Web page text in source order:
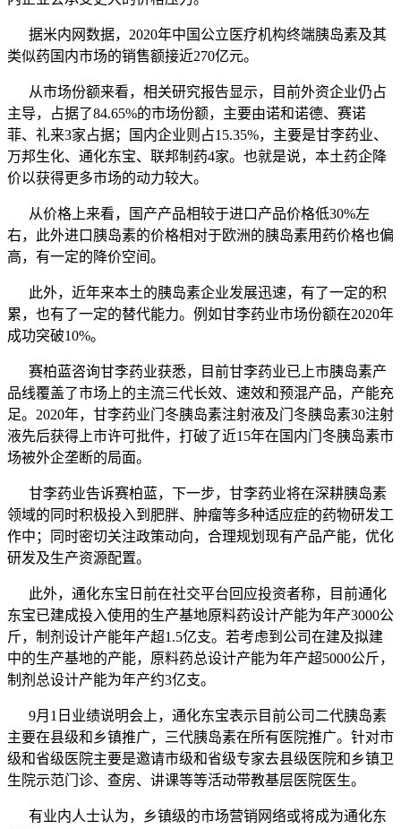
据米内网数据，2020年中国公立医疗机构终端胰岛素及其
类似药国内市场的销售额接近270亿元。
从市场份额来看，相关研究报告显示，目前外资企业仍占
主导，占据了84.65%的市场份额，主要由诺和诺德、赛诺
菲、礼来3家占据；国内企业则占15.35%，主要是甘李药业、
万邦生化、通化东宝、联邦制药4家。也就是说，本土药企降
价以获得更多市场的动力较大。
从价格上来看，国产产品相较于进口产品价格低30%左
右，此外进口胰岛素的价格相对于欧洲的胰岛素用药价格也偏
高，有一定的降价空间。
此外，近年来本土的胰岛素企业发展迅速，有了一定的积
累，也有了一定的替代能力。例如甘李药业市场份额在2020年
成功突破10%。
赛柏蓝咨询甘李药业获悉，目前甘李药业已上市胰岛素产
品线覆盖了市场上的主流三代长效、速效和预混产品，产能充
足。2020年，甘李药业门冬胰岛素注射液及门冬胰岛素30注射
液先后获得上市许可批件，打破了近15年在国内门冬胰岛素市
场被外企垄断的局面。
甘李药业告诉赛柏蓝，下一步，甘李药业将在深耕胰岛素
领域的同时积极投入到肥胖、肿瘤等多种适应症的药物研发工
作中；同时密切关注政策动向，合理规划现有产品产能，优化
研发及生产资源配置。
此外，通化东宝日前在社交平台回应投资者称，目前通化
东宝已建成投入使用的生产基地原料药设计产能为年产3000公
斤，制剂设计产能年产超1.5亿支。若考虑到公司在建及拟建
中的生产基地的产能，原料药总设计产能为年产超5000公斤，
制剂总设计产能为年产约3亿支。
9月1日业绩说明会上，通化东宝表示目前公司二代胰岛素
主要在县级和乡镇推广，三代胰岛素在所有医院推广。针对市
级和省级医院主要是邀请市级和省级专家去县级医院和乡镇卫
生院示范门诊、查房、讲课等等活动带教基层医院医生。
有业内人士认为，乡镇级的市场营销网络或将成为通化东